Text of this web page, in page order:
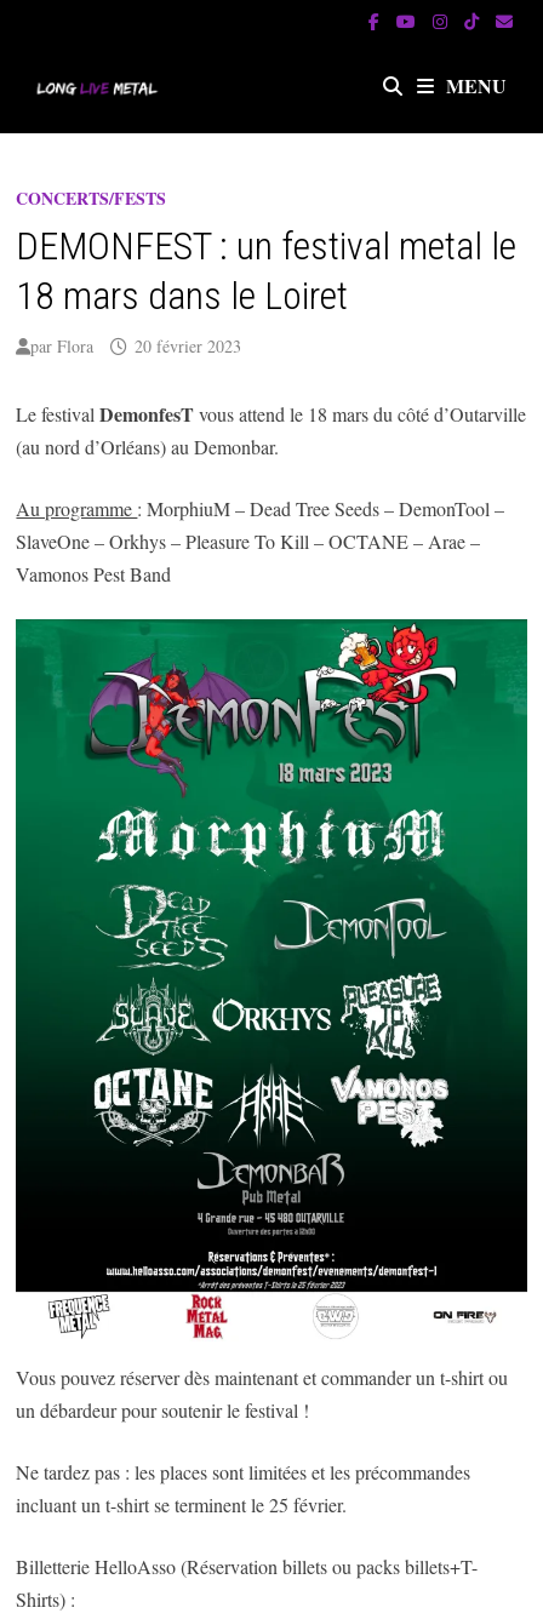
MENU
CONCERTS/FESTS
DEMONFEST : un festival metal le
18 mars dans le Loiret
parFlora 20 février 2023
Le festivalDemonfesTvous attend le 18 mars du côté d’Outarville
(au nord d’Orléans) au Demonbar.
Au programme : MorphiuM – Dead Tree Seeds – DemonTool –
SlaveOne – Orkhys – Pleasure To Kill – OCTANE – Arae –
Vamonos Pest Band
Vous pouvez réserver dès maintenant et commander un t-shirt ou
un débardeur pour soutenir le festival !
Ne tardez pas : les places sont limitées et les précommandes
incluant un t-shirt se terminent le 25 février.
Billetterie HelloAsso (Réservation billets ou packs billets+T-
Shirts) :